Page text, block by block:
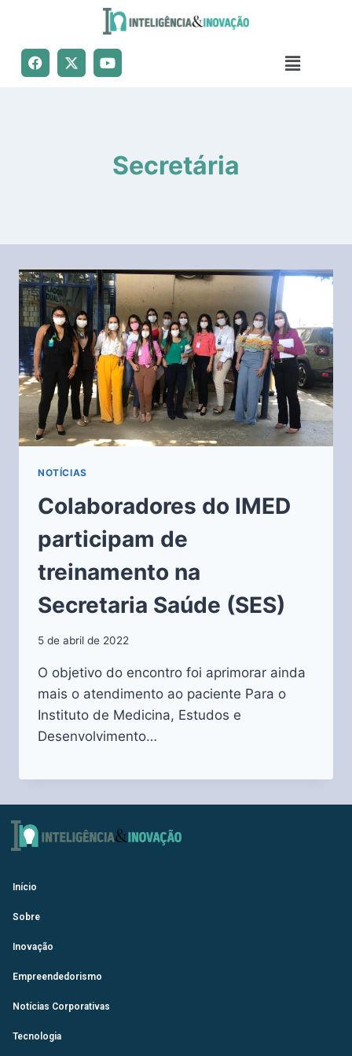
Secretária
NOTÍCIAS
Colaboradores do IMED
participam de
treinamento na
Secretaria Saúde (SES)
5 de abril de 2022
O objetivo do encontro foi aprimorar ainda
mais o atendimento ao paciente Para o
Instituto de Medicina, Estudos e
Desenvolvimento…
Início
Sobre
Inovação
Empreendedorismo
Notícias Corporativas
Tecnologia